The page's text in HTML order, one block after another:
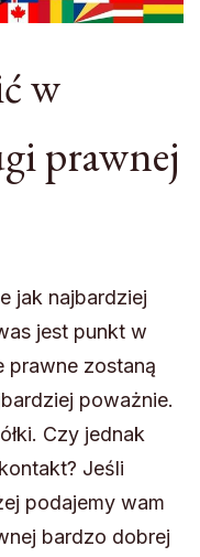
w
prawnej
jak najbardziej
jest punkt w
prawne zostaną
poważnie.
Czy jednak
Jeśli
podajemy wam
bardzo dobrej